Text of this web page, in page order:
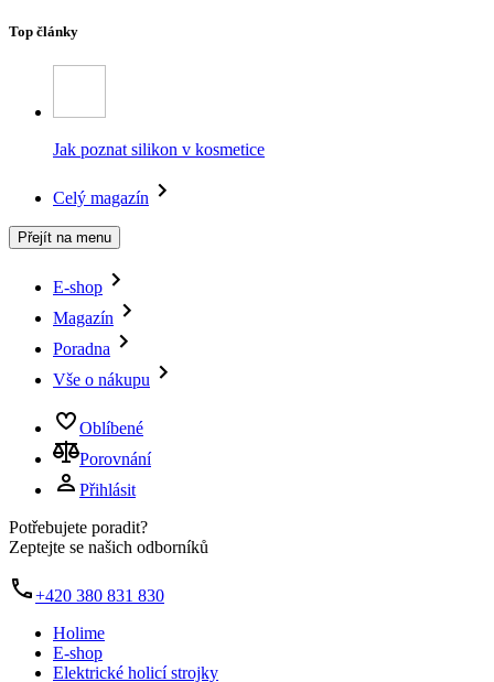
Top články
Jak poznat silikon v kosmetice
Celý magazín
Přejít na menu
E-shop
Magazín
Poradna
Vše o nákupu
Oblíbené
Porovnání
Přihlásit
Potřebujete poradit?
Zeptejte se našich odborníků
+420 380 831 830
Holime
E-shop
Elektrické holicí strojky